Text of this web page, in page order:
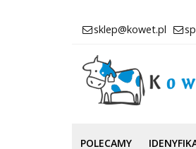
sklep@kowet.pl
POLECAMY